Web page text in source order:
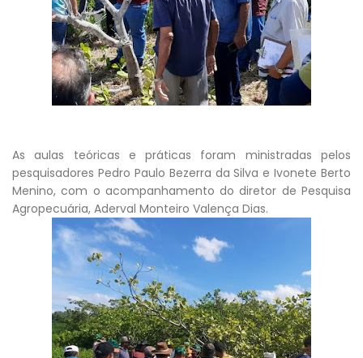
As aulas teóricas e práticas foram ministradas pelos
pesquisadores Pedro Paulo Bezerra da Silva e Ivonete Berto
Menino, com o acompanhamento do diretor de Pesquisa
Agropecuária, Aderval Monteiro Valença Dias.